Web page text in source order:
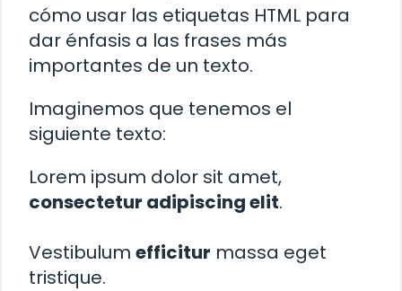
cómo usar las etiquetas HTML para
dar énfasis a las frases más
importantes de un texto.
Imaginemos que tenemos el
siguiente texto:
Lorem ipsum dolor sit amet,
consectetur adipiscing elit.
Vestibulum efficitur massa eget
tristique.